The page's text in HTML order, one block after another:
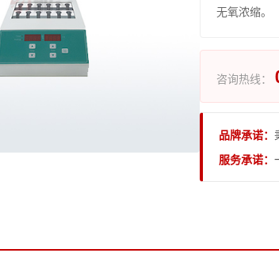
无氧浓缩。
咨询热线：
品牌承诺：
服务承诺：